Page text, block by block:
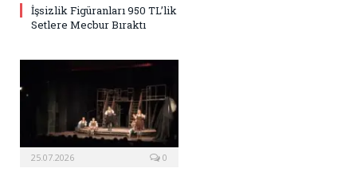
İşsizlik Figüranları 950 TL’lik
Setlere Mecbur Bıraktı
25.07.2026 0